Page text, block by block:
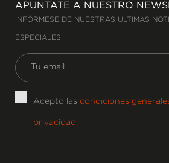
APUNTATE A NUESTRO
INFÓRMESE DE NUESTRAS ÚLTIMAS
ESPECIALES
Acepto las condiciones
privacidad